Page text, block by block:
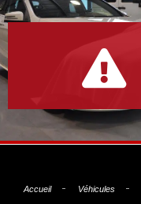
Accueil Véhicules